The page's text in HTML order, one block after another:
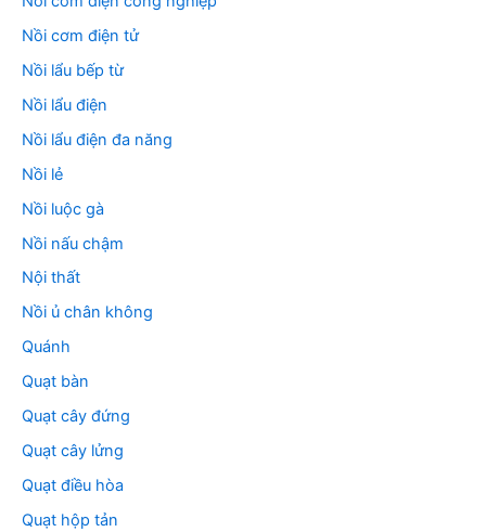
Nồi cơm điện tử
Nồi lẩu bếp từ
Nồi lẩu điện
Nồi lẩu điện đa năng
Nồi lẻ
Nồi luộc gà
Nồi nấu chậm
Nội thất
Nồi ủ chân không
Quánh
Quạt bàn
Quạt cây đứng
Quạt cây lửng
Quạt điều hòa
Quạt hộp tản